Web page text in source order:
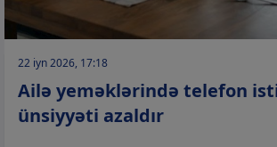
22 iyn 2026, 17:18
Ailə yeməklərində telefon
ünsiyyəti azaldır